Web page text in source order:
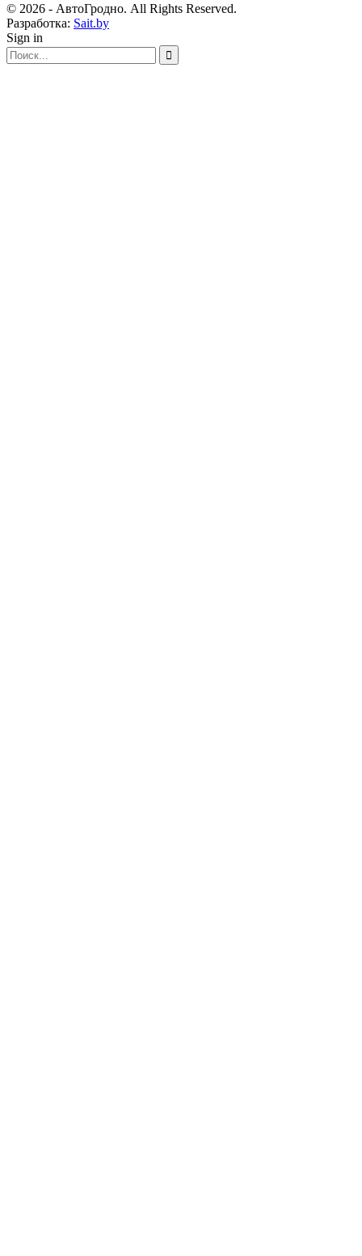
© 2026 - АвтоГродно. All Rights Reserved.
Разработка: Sait.by
Sign in